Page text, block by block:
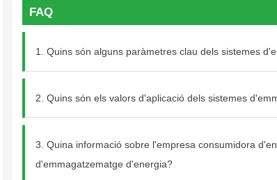
Veure més
FAQ
1. Quins són alguns paràmetres clau dels sistemes
2. Quins són els valors d'aplicació dels sistemes
3. Quina informació sobre l'empresa consumidora
d'emmagatzematge d'energia?
Enviar missatge